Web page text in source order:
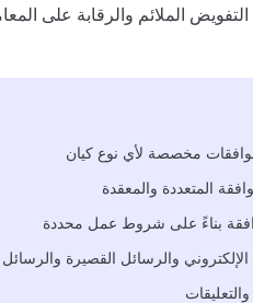
الملائم والرقابة على
مخصصة لأي نوع كيان
المتعددة والمعقدة
بناءً على شروط عمل محددة
الإلكتروني والرسائل القصيرة